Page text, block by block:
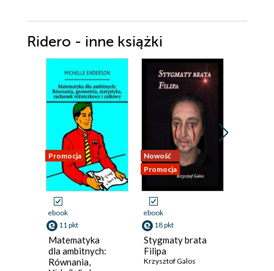
Ridero - inne książki
Promocja
ebook
11 pkt
Matematyka
dla ambitnych:
Równania,
Nowość
Promocja
ebook
18 pkt
Stygmaty brata
Filipa
Krzysztof Galos